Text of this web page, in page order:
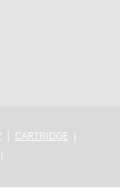
CARTRIDGE